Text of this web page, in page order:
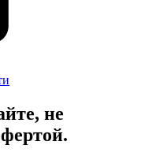
не